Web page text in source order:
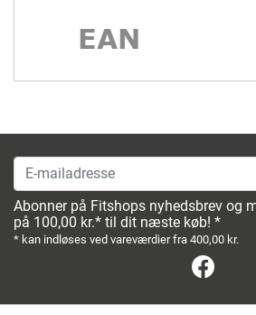
E-mailadresse
Abonner på Fitshops nyhedsbrev og
på 100,00 kr.* til dit næste køb! *
* kan indløses ved vareværdier fra 400,00 kr.